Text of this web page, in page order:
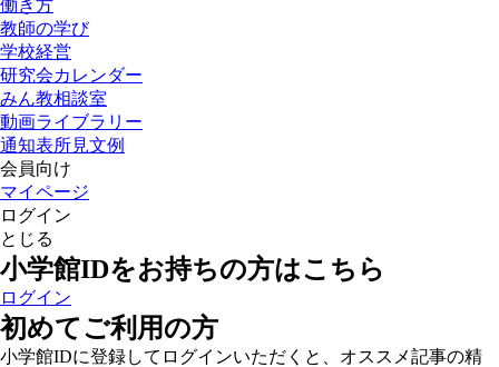
働き方
教師の学び
学校経営
研究会カレンダー
みん教相談室
動画ライブラリー
通知表所見文例
会員向け
マイページ
ログイン
とじる
小学館IDをお持ちの方はこちら
ログイン
初めてご利用の方
小学館IDに登録してログインいただくと、オススメ記事の精